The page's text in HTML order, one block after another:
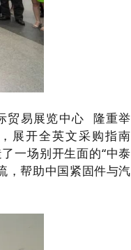
贸易展览中心
隆重举
展开全英文采购指南
一场别开生面的“中泰
，帮助中国紧固件与汽